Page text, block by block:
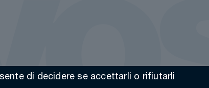
di decidere se accettarli o rifiutarli